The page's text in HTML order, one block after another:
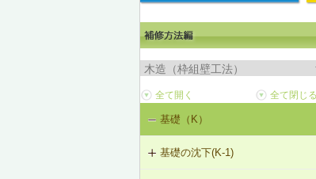
基礎（K）
基礎の沈下(K-1)